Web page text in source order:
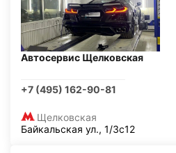
Автосервис Щелковская
+7 (495) 162-90-81
Щелковская
Байкальская ул., 1/3с12